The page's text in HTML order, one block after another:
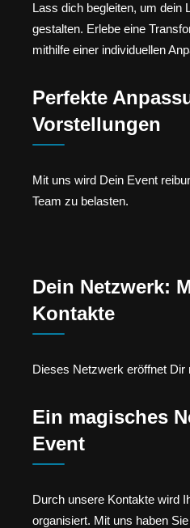
Lass dich begleiten, um dein
gestalten. Erlebe eine
mithilfe einer individuellen
Perfekte
Vorstellungen
Mit uns wird Dein Event
Team zu belasten.
Dein Netzwerk:
Kontakte
Dieses Netzwerk eröffnet Dir
Ein magisches
Event
Durch unsere Kontakte wird
organisiert. Mit uns haben